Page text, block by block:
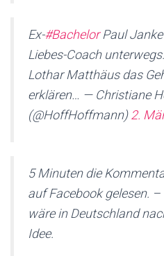
Ex-#BachelorPaul Janke
Liebes-Coach
Lothar Matthäus das
erklären… — Christiane
(@HoffHoffmann) 2.
5 Minuten die
auf Facebook gelesen.
wäre in Deutschland
Idee.